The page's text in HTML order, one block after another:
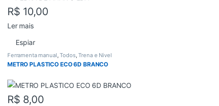
R$ 10,00
Ler mais
Espiar
Ferramenta manual,Todos,Trena e Nivel
METRO PLASTICO ECO 6D BRANCO
R$ 8,00